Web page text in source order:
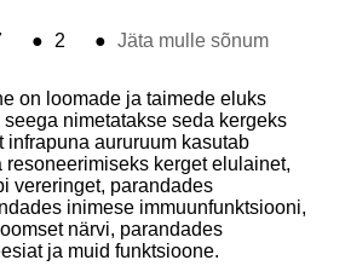
● 2 ● Jäta mulle sõnum
on loomade ja taimede eluks
nimetatakse seda kergeks
infrapuna aururuum kasutab
resoneerimiseks kerget elulainet,
vereringet, parandades
inimese immuunfunktsiooni,
närvi, parandades
ja muid funktsioone.